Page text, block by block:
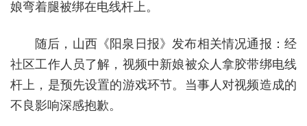
娘弯着腿被绑在电线杆上。
随后，山西《阳泉日报》发布相关情况通报：经
社区工作人员了解，视频中新娘被众人拿胶带绑电线
杆上，是预先设置的游戏环节。当事人对视频造成的
不良影响深感抱歉。